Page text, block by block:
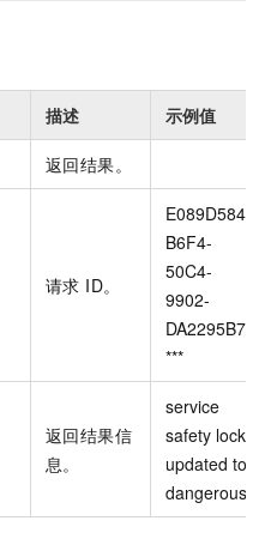
描述 示例值
返回结果。
请求 ID。
E089D584-
B6F4-
50C4-
9902-
DA2295B7*
***
返回结果信
息。
service
safety lock
updated to
dangerous